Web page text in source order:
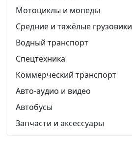
Мотоциклы и мопеды
Средние и тяжёлые грузовики
Водный транспорт
Спецтехника
Коммерческий транспорт
Авто-аудио и видео
Автобусы
Запчасти и аксессуары